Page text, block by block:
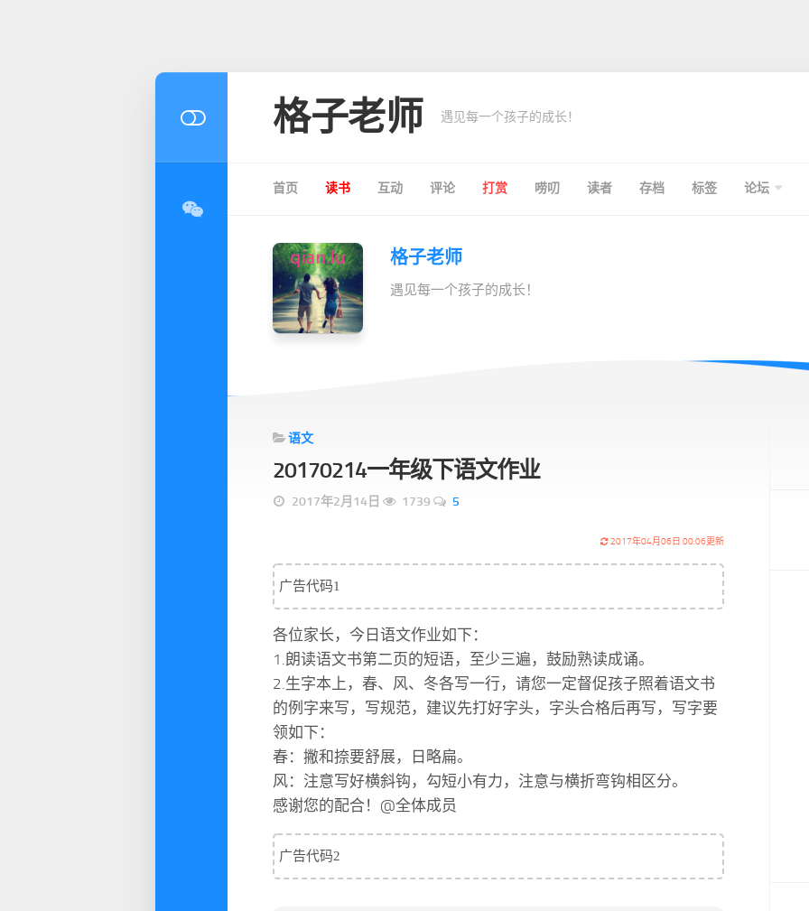
格子老师 遇见每一个孩子的成长！
首页 读书 互动 评论 打赏 唠叨 读者 存档 标签 论坛
格子老师
遇见每一个孩子的成长！
语文
20170214一年级下语文作业
2017年2月14日 1739 5
2017年04月06日 00:06更新
广告代码1
各位家长，今日语文作业如下：
1.朗读语文书第二页的短语，至少三遍，鼓励熟读成诵。
2.生字本上，春、风、冬各写一行，请您一定督促孩子照着语文书
的例字来写，写规范，建议先打好字头，字头合格后再写，写字要
领如下：
春：撇和捺要舒展，日略扁。
风：注意写好横斜钩，勾短小有力，注意与横折弯钩相区分。
感谢您的配合！@全体成员
广告代码2